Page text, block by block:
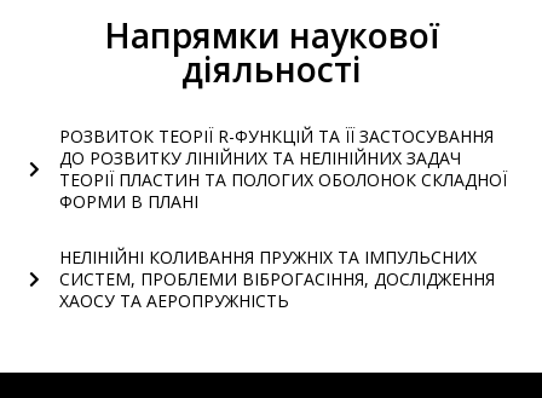
Напрямки наукової
діяльності
РОЗВИТОК ТЕОРІЇ R-ФУНКЦІЙ ТА ЇЇ ЗАСТОСУВАННЯ
ДО РОЗВИТКУ ЛІНІЙНИХ ТА НЕЛІНІЙНИХ ЗАДАЧ
ТЕОРІЇ ПЛАСТИН ТА ПОЛОГИХ ОБОЛОНОК СКЛАДНОЇ
ФОРМИ В ПЛАНІ
НЕЛІНІЙНІ КОЛИВАННЯ ПРУЖНІХ ТА ІМПУЛЬСНИХ
СИСТЕМ, ПРОБЛЕМИ ВІБРОГАСІННЯ, ДОСЛІДЖЕННЯ
ХАОСУ ТА АЕРОПРУЖНІСТЬ